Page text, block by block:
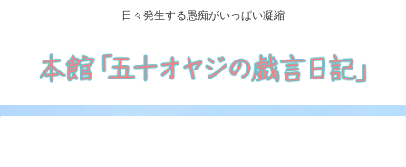
日々発生する愚痴がいっぱい凝縮